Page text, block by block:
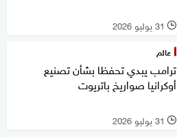
l 31 يوليو 2026
عالم
ترامب يبدي تحفظا بشأن تصنيع
أوكرانيا صواريخ باتريوت
l 31 يوليو 2026